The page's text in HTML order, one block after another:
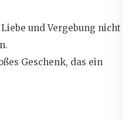
und Vergebung nicht
Geschenk, das ein